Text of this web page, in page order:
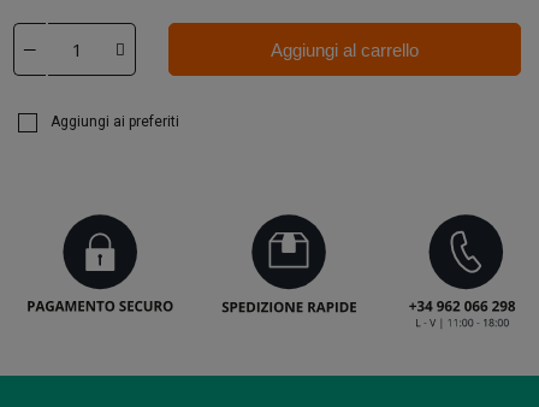
Aggiungi al carrello
Aggiungi ai preferiti